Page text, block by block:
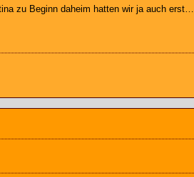
zu Beginn daheim hatten wir ja auch erst…